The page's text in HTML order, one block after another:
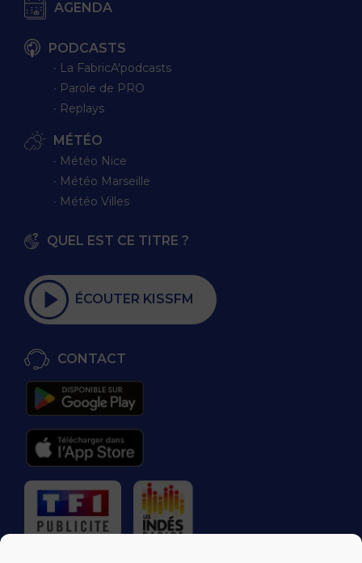
AGENDA
PODCASTS
∙ La FabricA'podcasts
∙ Parole de PRO
∙ Replays
MÉTÉO
∙ Météo Nice
∙ Météo Marseille
∙ Météo Villes
QUEL EST CE TITRE ?
ÉCOUTER KISSFM
CONTACT